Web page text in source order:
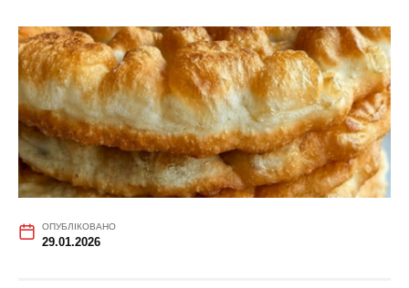
ОПУБЛІКОВАНО
29.01.2026